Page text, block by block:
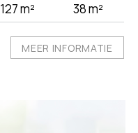
127 m² 38 m²
MEER INFORMATIE